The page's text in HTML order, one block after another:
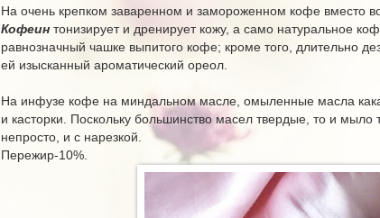
На очень крепком заваренном и замороженном кофе вместо
Кофеин тонизирует и дренирует кожу, а само натуральное
равнозначный чашке выпитого кофе; кроме того, длительно
ей изысканный ароматический ореол.
На инфузе кофе на миндальном масле, омыленные масла
и касторки. Поскольку большинство масел твердые, то и
непросто, и с нарезкой.
Пережир-10%.